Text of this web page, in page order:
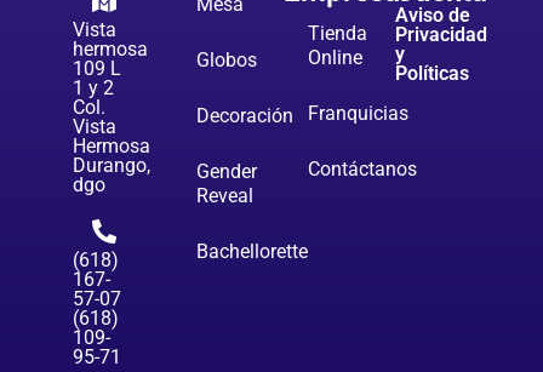
Vista
hermosa
109 L
1 y 2
Col.
Vista
Hermosa
Durango,
dgo
(618)
167-
57-07
(618)
109-
95-71
Globos
Decoración
Gender
Reveal
Bachellorette
Tienda
Online
Franquicias
Contáctanos
Aviso de
Privacidad
y
Políticas